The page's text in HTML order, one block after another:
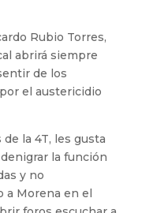
Rubio Torres,
abrirá siempre
de los
el austericidio
la 4T, les gusta
la función
y no
a Morena en el